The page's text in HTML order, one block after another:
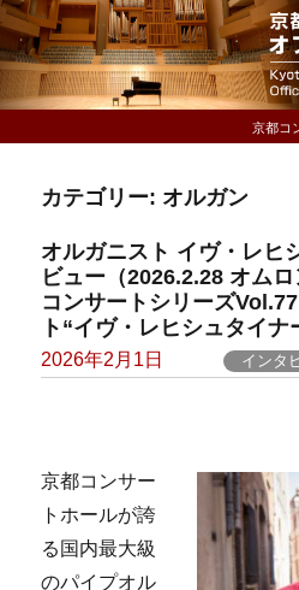
京都コ
カテゴリー: オルガン
オルガニスト イヴ・レヒ
ビュー（2026.2.28 オム
コンサートシリーズ
ト“イヴ・レヒシュタイナ
Posted
2026年2月1日 インタ
京都コンサー
トホールが誇
る国内最大級
のパイプオル